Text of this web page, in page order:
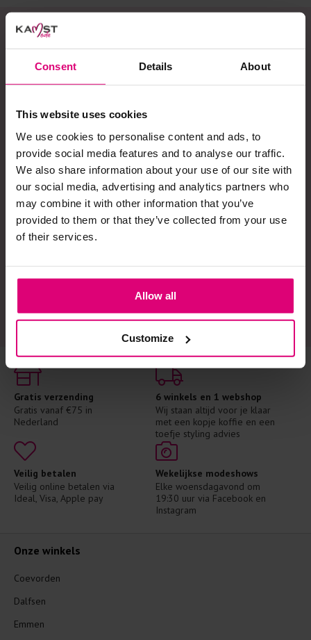
Consent Details About
This website uses cookies
We use cookies to personalise content and ads, to
provide social media features and to analyse our traffic.
We also share information about your use of our site with
our social media, advertising and analytics partners who
may combine it with other information that you’ve
provided to them or that they’ve collected from your use
of their services.
Allow all
Customize
Schrijf je in op onze
nieuwsbrief!
€5,- kortingscode voor jouw eerstvolgende
aankoop. Blijf daarnaast op de hoogte van
alle laatste acties, nieuwtjes en collecties.
Gratis verzending
Gratis vanaf €75 in
Nederland
6 winkels en 1 webshop
Wij staan altijd voor je klaar
met een kopje koffie en een
toefje styling advies
Veilig betalen
Veilig online betalen via
Ideal, Visa, Apple pay
Wekelijkse modeshows
Elke woensdagavond om
19:30 uur via Facebook en
Instagram
Onze winkels
Coevorden
Dalfsen
Emmen